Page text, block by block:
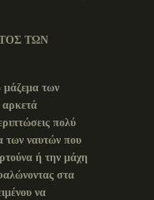
ΤΩΝ
μάζεμα των
αρκετά
πολύ
των ναυτών που
ή την μάχη
στα
να